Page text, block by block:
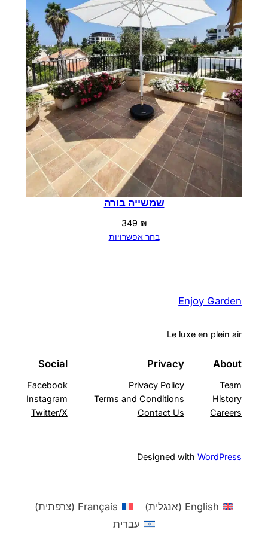
שמשייה בורה
349 ₪
בחר אפשרויות
Enjoy Garden
Le luxe en plein air
About
Team
History
Careers
Privacy
Privacy Policy
Terms and Conditions
Contact Us
Social
Facebook
Instagram
Twitter/X
Designed withWordPress
English
(אנגלית)
Français
(צרפתית)
עברית